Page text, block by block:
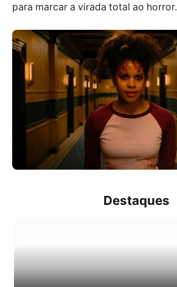
para marcar a virada total ao horror.
Destaques